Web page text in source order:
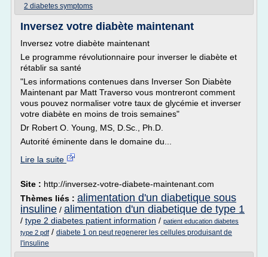
2 diabetes symptoms
Inversez votre diabète maintenant
Inversez votre diabète maintenant
Le programme révolutionnaire pour inverser le diabète et
rétablir sa santé
"Les informations contenues dans Inverser Son Diabète
Maintenant par Matt Traverso vous montreront comment
vous pouvez normaliser votre taux de glycémie et inverser
votre diabète en moins de trois semaines"
Dr Robert O. Young, MS, D.Sc., Ph.D.
Autorité éminente dans le domaine du...
Lire la suite
Site : http://inversez-votre-diabete-maintenant.com
Thèmes liés : alimentation d'un diabetique sous
insuline / alimentation d'un diabetique de type 1
/ type 2 diabetes patient information / patient education diabetes
type 2 pdf / diabete 1 on peut regenerer les cellules produisant de
l'insuline